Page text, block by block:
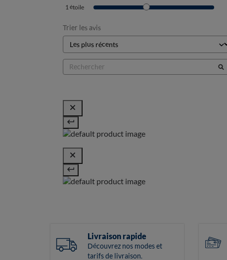
1 étoile
Trier les avis
Livraison rapide
Découvrez nos modes et
tarifs de livraison.